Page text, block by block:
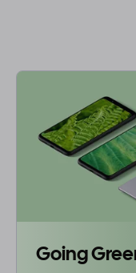
Going